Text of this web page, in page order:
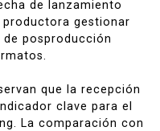
de lanzamiento
gestionar
posproducción
que la recepción
clave para el
La comparación con